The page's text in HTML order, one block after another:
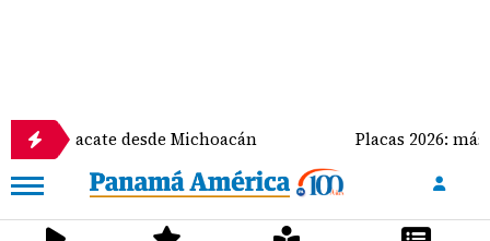
aguacate desde Michoacán Placas 2026: más